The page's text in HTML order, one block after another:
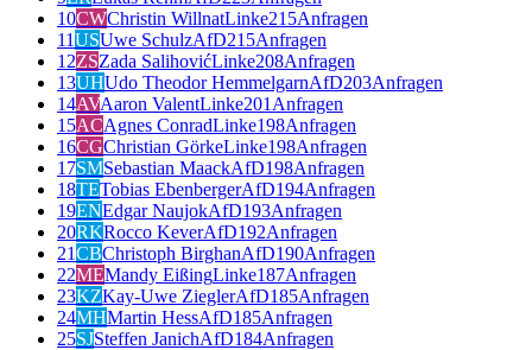
10CWChristin WillnatLinke215Anfragen
11USUwe SchulzAfD215Anfragen
12ZSZada SalihovićLinke208Anfragen
13UHUdo Theodor HemmelgarnAfD203Anfragen
14AVAaron ValentLinke201 Anfragen
15ACAgnes ConradLinke198Anfragen
16CGChristian GörkeLinke198Anfragen
17SMSebastian MaackAfD198Anfragen
18TETobias EbenbergerAfD194Anfragen
19ENEdgar NaujokAfD193Anfragen
20RKRocco KeverAfD192Anfragen
21CBChristoph BirghanAfD190Anfragen
22MEMandy EißingLinke187Anfragen
23KZKay-Uwe ZieglerAfD185Anfragen
24MHMartin HessAfD185Anfragen
25SJSteffen JanichAfD184Anfragen